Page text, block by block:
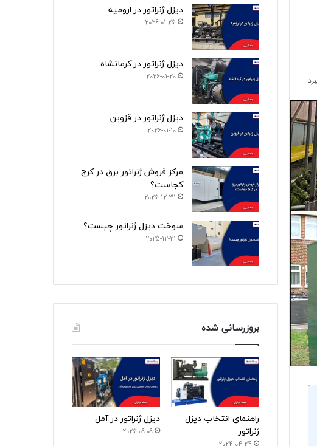
دیزل ژنراتور در ارومیه
2026-01-25
دیزل ژنراتور در کرمانشاه
2026-01-20
دیزل ژنراتور در قزوین
2026-01-10
مرکز فروش ژنراتور برق در کرج
کجاست؟
2025-12-31
سوخت دیزل ژنراتور چیست؟
2025-12-21
بروزرسانی شده
راهنمای انتخاب دیزل
ژنراتور
دیزل ژنراتور در آمل
2025-09-09